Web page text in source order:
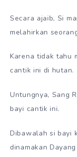
Secara ajaib, Si
melahirkan
Karena tidak tahu
cantik ini di hutan.
Untungnya, Sang
bayi cantik ini.
Dibawalah si bayi
dinamakan